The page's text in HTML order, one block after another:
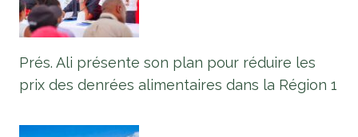
Prés. Ali présente son plan pour réduire les
prix des denrées alimentaires dans la Région 1